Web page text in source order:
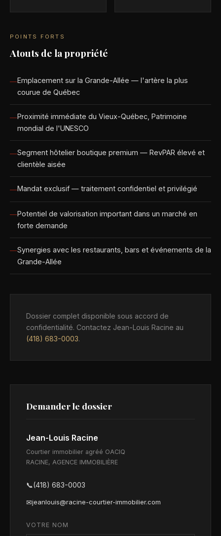
POINTS FORTS
Atouts de la propriété
Emplacement sur la Grande-Allée — l'artère la plus
courue de Québec
Proximité immédiate du Vieux-Québec, Patrimoine
mondial de l'UNESCO
Segment hôtelier boutique premium — RevPAR élevé et
clientèle aisée
Mandat exclusif — traitement confidentiel et privilégié
Potentiel de valorisation important dans un marché en
forte demande
Synergies avec les restaurants, bars et événements de la
Grande-Allée
Dossier complet disponible sous accord de
confidentialité. Contactez Jean-Louis Racine au
(418) 683-0003.
Demander le dossier
Jean-Louis Racine
Courtier immobilier agréé OACIQ
RACINE, AGENCE IMMOBILIÈRE
📞(418) 683-0003
✉jeanlouis@racine-courtier-immobilier.com
VOTRE NOM